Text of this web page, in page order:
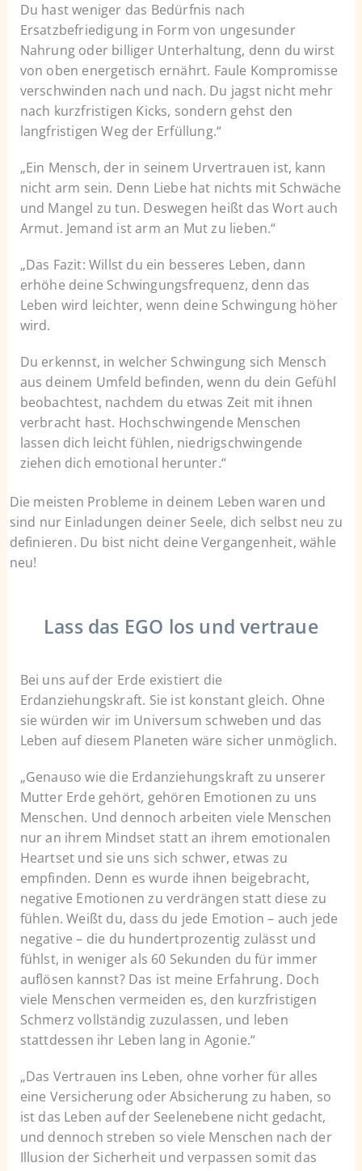
Du hast weniger das Bedürfnis nach
Ersatzbefriedigung in Form von ungesunder
Nahrung oder billiger Unterhaltung, denn du wirst
von oben energetisch ernährt. Faule Kompromisse
verschwinden nach und nach. Du jagst nicht mehr
nach kurzfristigen Kicks, sondern gehst den
langfristigen Weg der Erfüllung.“
„Ein Mensch, der in seinem Urvertrauen ist, kann
nicht arm sein. Denn Liebe hat nichts mit Schwäche
und Mangel zu tun. Deswegen heißt das Wort auch
Armut. Jemand ist arm an Mut zu lieben.“
„Das Fazit: Willst du ein besseres Leben, dann
erhöhe deine Schwingungsfrequenz, denn das
Leben wird leichter, wenn deine Schwingung höher
wird.
Du erkennst, in welcher Schwingung sich Mensch
aus deinem Umfeld befinden, wenn du dein Gefühl
beobachtest, nachdem du etwas Zeit mit ihnen
verbracht hast. Hochschwingende Menschen
lassen dich leicht fühlen, niedrigschwingende
ziehen dich emotional herunter.“
Die meisten Probleme in deinem Leben waren und
sind nur Einladungen deiner Seele, dich selbst neu zu
definieren. Du bist nicht deine Vergangenheit, wähle
neu!
Lass das EGO los und vertraue
Bei uns auf der Erde existiert die
Erdanziehungskraft. Sie ist konstant gleich. Ohne
sie würden wir im Universum schweben und das
Leben auf diesem Planeten wäre sicher unmöglich.
„Genauso wie die Erdanziehungskraft zu unserer
Mutter Erde gehört, gehören Emotionen zu uns
Menschen. Und dennoch arbeiten viele Menschen
nur an ihrem Mindset statt an ihrem emotionalen
Heartset und sie uns sich schwer, etwas zu
empfinden. Denn es wurde ihnen beigebracht,
negative Emotionen zu verdrängen statt diese zu
fühlen. Weißt du, dass du jede Emotion – auch jede
negative – die du hundertprozentig zulässt und
fühlst, in weniger als 60 Sekunden du für immer
auflösen kannst? Das ist meine Erfahrung. Doch
viele Menschen vermeiden es, den kurzfristigen
Schmerz vollständig zuzulassen, und leben
stattdessen ihr Leben lang in Agonie.“
„Das Vertrauen ins Leben, ohne vorher für alles
eine Versicherung oder Absicherung zu haben, so
ist das Leben auf der Seelenebene nicht gedacht,
und dennoch streben so viele Menschen nach der
Illusion der Sicherheit und verpassen somit das